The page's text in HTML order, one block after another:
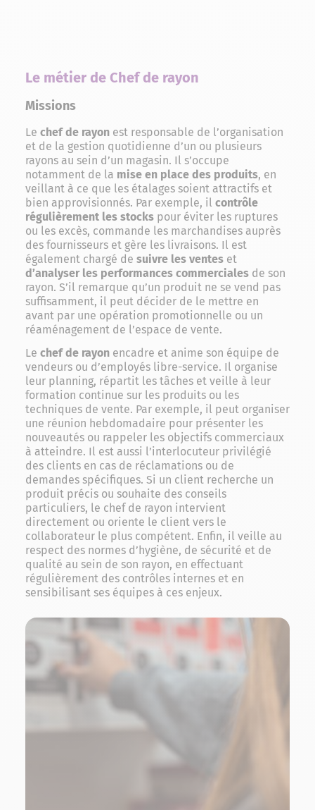
Le métier de Chef de rayon
Missions
Le chef de rayon est responsable de l’organisation
et de la gestion quotidienne d’un ou plusieurs
rayons au sein d’un magasin. Il s’occupe
notamment de la mise en place des produits, en
veillant à ce que les étalages soient attractifs et
bien approvisionnés. Par exemple, il contrôle
régulièrement les stocks pour éviter les ruptures
ou les excès, commande les marchandises auprès
des fournisseurs et gère les livraisons. Il est
également chargé de suivre les ventes et
d’analyser les performances commerciales de son
rayon. S’il remarque qu’un produit ne se vend pas
suffisamment, il peut décider de le mettre en
avant par une opération promotionnelle ou un
réaménagement de l’espace de vente.
Le chef de rayon encadre et anime son équipe de
vendeurs ou d’employés libre-service. Il organise
leur planning, répartit les tâches et veille à leur
formation continue sur les produits ou les
techniques de vente. Par exemple, il peut organiser
une réunion hebdomadaire pour présenter les
nouveautés ou rappeler les objectifs commerciaux
à atteindre. Il est aussi l’interlocuteur privilégié
des clients en cas de réclamations ou de
demandes spécifiques. Si un client recherche un
produit précis ou souhaite des conseils
particuliers, le chef de rayon intervient
directement ou oriente le client vers le
collaborateur le plus compétent. Enfin, il veille au
respect des normes d’hygiène, de sécurité et de
qualité au sein de son rayon, en effectuant
régulièrement des contrôles internes et en
sensibilisant ses équipes à ces enjeux.